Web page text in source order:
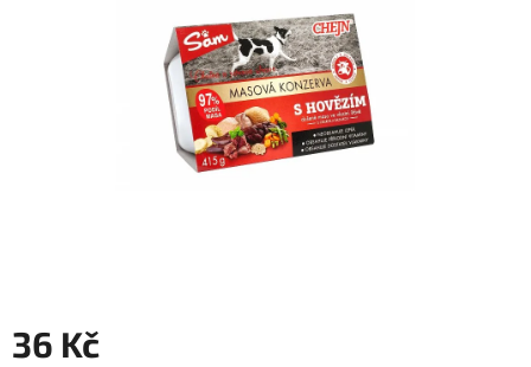
36 Kč